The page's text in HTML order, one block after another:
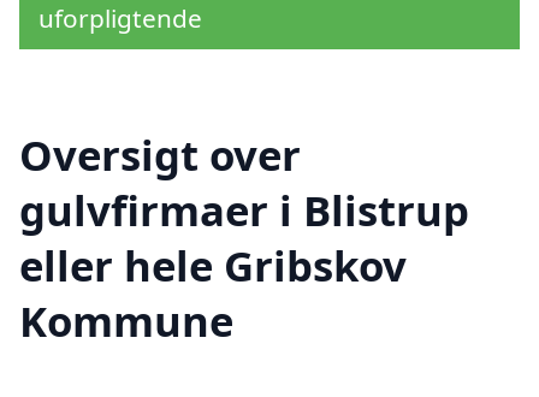
uforpligtende
Oversigt over
gulvfirmaer i Blistrup
eller hele Gribskov
Kommune